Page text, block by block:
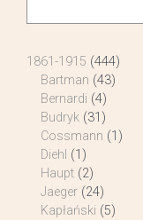
1861-1915 (444)
Bartman (43)
Bernardi (4)
Budryk (31)
Cossmann (1)
Diehl (1)
Haupt (2)
Jaeger (24)
Kapłański (5)